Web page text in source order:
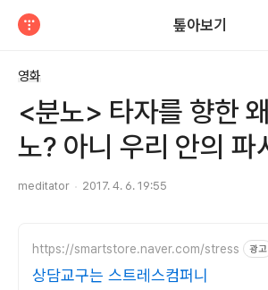
톺아보기
영화
<분노> 타자를 향한
노? 아니 우리 안의 파
meditator 2017. 4. 6. 19:55
https://smartstore.naver.com/stress 광고
상담교구는 스트레스컴퍼니